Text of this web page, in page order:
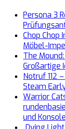
Persona 3
Chop Chop
Möbel-
The
Großartige
Notruf 112
Steam
Warrior
und